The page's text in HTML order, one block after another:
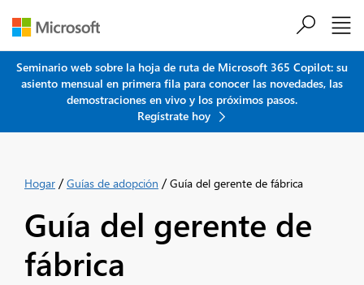
Seminario web sobre la hoja de ruta de Microsoft 365 Copilot: su
asiento mensual en primera fila para conocer las novedades, las
demostraciones en vivo y los próximos pasos.
Regístrate hoy
Hogar /Guías de adopción /Guía del gerente de fábrica
Guía del gerente de
fábrica